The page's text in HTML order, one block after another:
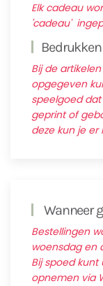
Elk cadeau
'cadeau'
Bij de
opgegeven
speelgoed
geprint of
deze kun je
Wanneer
Bestellingen
woensdag en
Bij spoed
opnemen via